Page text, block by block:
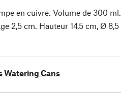
en cuivre. Volume de 300 ml.
2,5 cm. Hauteur 14,5 cm, Ø 8,5
Watering Cans